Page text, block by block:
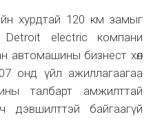
хурдтай 120 км замыг
electric компани
автомашины бизнест хөл
онд үйл ажиллагаагаа
талбарт амжилттай
дэвшилттэй байгаагүй